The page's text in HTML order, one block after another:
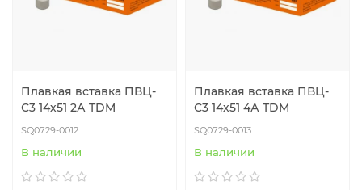
Плавкая вставка ПВЦ-
С3 14х51 2А TDM
SQ0729-0012
В наличии
Плавкая вставка ПВЦ-
С3 14х51 4А TDM
SQ0729-0013
В наличии